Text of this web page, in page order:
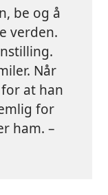
be og å
verden.
Når
at han
for
ham. –